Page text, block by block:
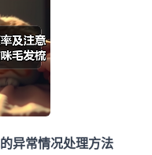
异常情况处理方法